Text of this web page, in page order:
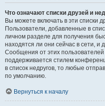
Что означают списки друзей и
Вы можете включать в эти списки
Пользователи, добавленные в
личном разделе для получения
находятся ли они сейчас в сети,
Сообщения от этих
поддерживается стилем
в список недругов, то любые
по умолчанию.
Вернуться к началу